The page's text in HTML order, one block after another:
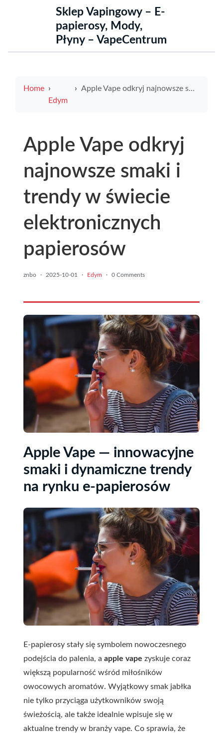
Sklep Vapingowy – E-
papierosy, Mody,
Płyny – VapeCentrum
Home
Edym
Apple Vape odkryj najnowsze smaki i trendy w świecie elektronicznych papierosów
Apple Vape odkryj
najnowsze smaki i
trendy w świecie
elektronicznych
papierosów
znbo · 2025-10-01 · Edym · 0 Comments
Apple Vape — innowacyjne
smaki i dynamiczne trendy
na rynku e-papierosów
E-papierosy stały się symbolem nowoczesnego
podejścia do palenia, a apple vape zyskuje coraz
większą popularność wśród miłośników
owocowych aromatów. Wyjątkowy smak jabłka
nie tylko przyciąga użytkowników swoją
świeżością, ale także idealnie wpisuje się w
aktualne trendy w branży vape. Co sprawia, że